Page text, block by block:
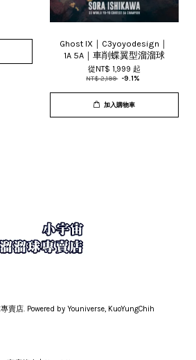
Ghost IX｜C3yoyodesign｜
1A 5A｜車削蝶翼型溜溜球
從NT$ 1,999 起
NT$ 2,199 -9.1%
加入購物車
賣店. Powered by Youniverse, KuoYungChih